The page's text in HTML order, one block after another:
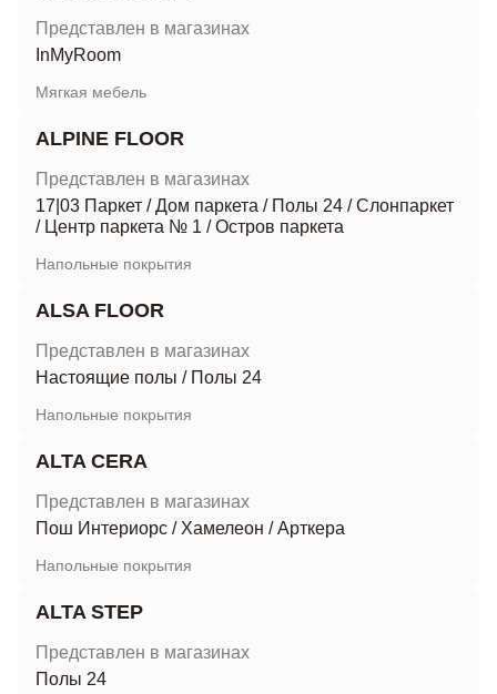
Представлен в магазинах
InMyRoom
Мягкая мебель
ALPINE FLOOR
Представлен в магазинах
17|03 Паркет /Дом паркета / Полы 24 /Слонпаркет
/ Центр паркета № 1 /Остров паркета
Напольные покрытия
ALSA FLOOR
Представлен в магазинах
Настоящие полы / Полы 24
Напольные покрытия
ALTA CERA
Представлен в магазинах
Пош Интериорс / Хамелеон /Арткера
Напольные покрытия
ALTA STEP
Представлен в магазинах
Полы 24